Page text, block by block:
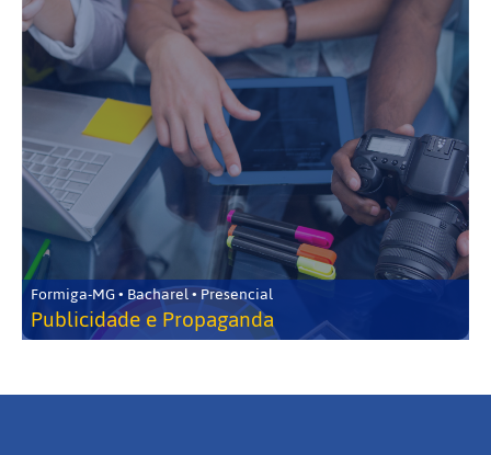
Formiga-MG • Bacharel • Presencial
Publicidade e Propaganda